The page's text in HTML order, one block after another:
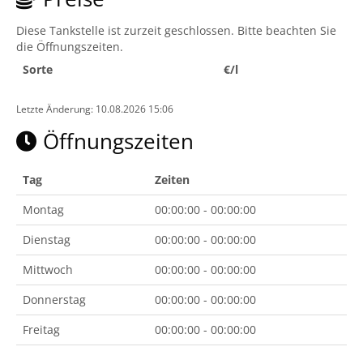
Diese Tankstelle ist zurzeit geschlossen. Bitte beachten Sie
die Öffnungszeiten.
Sorte
€/l
Letzte Änderung: 10.08.2026 15:06
Öffnungszeiten
Tag
Zeiten
Montag
00:00:00 - 00:00:00
Dienstag
00:00:00 - 00:00:00
Mittwoch
00:00:00 - 00:00:00
Donnerstag
00:00:00 - 00:00:00
Freitag
00:00:00 - 00:00:00